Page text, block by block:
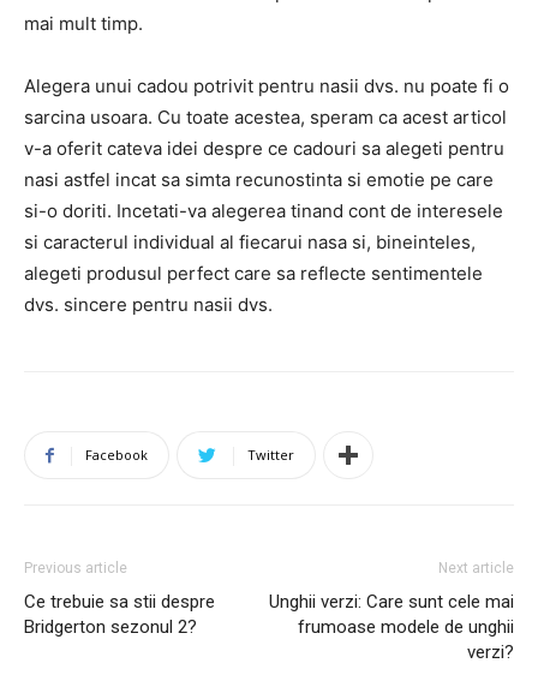
mai mult timp.
Alegera unui cadou potrivit pentru nasii dvs. nu poate fi o
sarcina usoara. Cu toate acestea, speram ca acest articol
v-a oferit cateva idei despre ce cadouri sa alegeti pentru
nasi astfel incat sa simta recunostinta si emotie pe care
si-o doriti. Incetati-va alegerea tinand cont de interesele
si caracterul individual al fiecarui nasa si, bineinteles,
alegeti produsul perfect care sa reflecte sentimentele
dvs. sincere pentru nasii dvs.
Facebook Twitter
Previous article
Ce trebuie sa stii despre
Bridgerton sezonul 2?
Next article
Unghii verzi: Care sunt cele mai
frumoase modele de unghii
verzi?